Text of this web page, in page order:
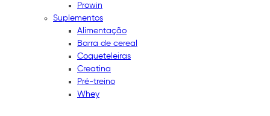
Prowin
Suplementos
Alimentação
Barra de cereal
Coqueteleiras
Creatina
Pré-treino
Whey